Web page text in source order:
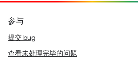
参与
提交 bug
查看未处理完毕的问题